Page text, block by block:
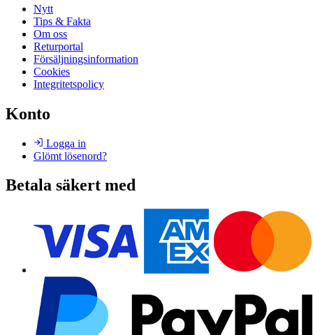
Nytt
Tips & Fakta
Om oss
Returportal
Försäljningsinformation
Cookies
Integritetspolicy
Konto
Logga in
Glömt lösenord?
Betala säkert med